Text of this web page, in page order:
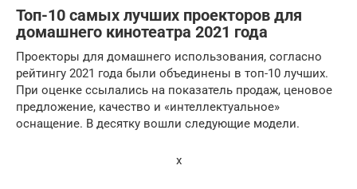
Топ-10 самых лучших проекторов для
домашнего кинотеатра 2021 года
Проекторы для домашнего использования, согласно
рейтингу 2021 года были объединены в топ-10 лучших.
При оценке ссылались на показатель продаж, ценовое
предложение, качество и «интеллектуальное»
оснащение. В десятку вошли следующие модели.
x